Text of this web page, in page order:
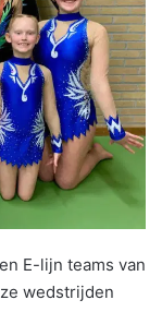
E-lijn teams van
wedstrijden